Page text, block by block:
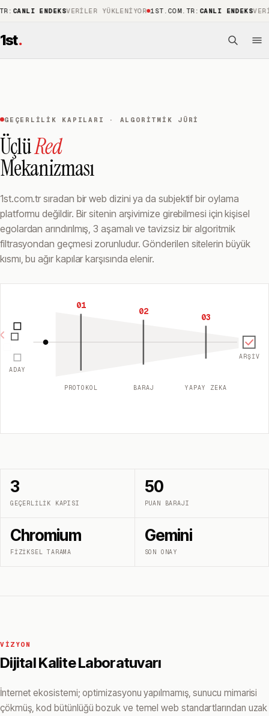
:CANLI ENDEKSVERILER YÜKLENIYOR 1ST.COM.TR:CANLI ENDEKS
1st.
GEÇERLILIK KAPILARI · ALGORITMIK JÜRI
ÜçlüRed
Mekanizması
1st.com.tr sıradan bir web dizini ya da subjektif bir oylama
platformu değildir. Bir sitenin arşivimize girebilmesi için kişisel
egolardan arındırılmış, 3 aşamalı ve tavizsiz bir algoritmik
filtrasyondan geçmesi zorunludur. Gönderilen sitelerin büyük
kısmı, bu ağır kapılar karşısında elenir.
ADAY
01
PROTOKOL
02
BARAJ
03
YAPAY ZEKA
ARŞIV
3
GEÇERLILIK KAPISI
50
PUAN BARAJI
Chromium
FIZIKSEL TARAMA
Gemini
SON ONAY
VIZYON
Dijital Kalite Laboratuvarı
İnternet ekosistemi; optimizasyonu yapılmamış, sunucu mimarisi
çökmüş, kod bütünlüğü bozuk ve temel web standartlarından uzak